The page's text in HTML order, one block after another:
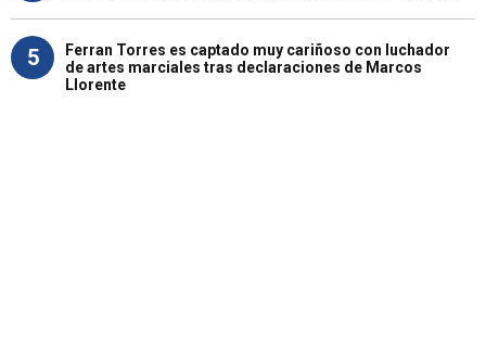
5
Ferran Torres es captado muy cariñoso con luchador
de artes marciales tras declaraciones de Marcos
Llorente